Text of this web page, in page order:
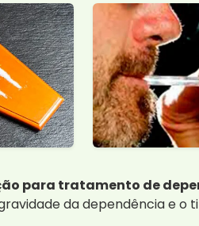
para tratamento de
da dependência e